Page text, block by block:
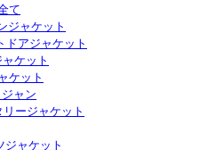
て
ジャケット
ドアジャケット
ケット
ケット
ャン
リージャケット
ジャケット